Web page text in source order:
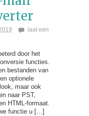
laat een
door het
functies.
bestanden van
optionele
maar ook
naar PST,
HTML-formaat.
functie u […]